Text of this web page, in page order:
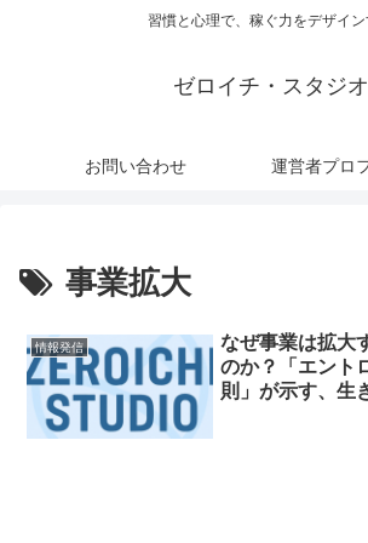
習慣と心理で、稼ぐ力をデザイン
ゼロイチ・スタジオ
お問い合わせ 運営者プロ
事業拡大
情報発信
なぜ事業は拡大
のか？「エント
則」が示す、生